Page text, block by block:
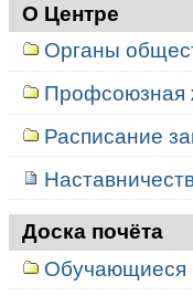
О Центре
Органы
Профсоюзная
Расписание
Доска почёта
Обучающиеся